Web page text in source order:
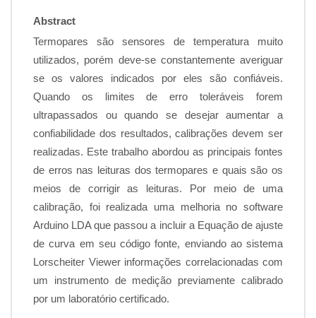
Abstract
Termopares são sensores de temperatura muito
utilizados, porém deve-se constantemente averiguar
se os valores indicados por eles são confiáveis.
Quando os limites de erro toleráveis forem
ultrapassados ou quando se desejar aumentar a
confiabilidade dos resultados, calibrações devem ser
realizadas. Este trabalho abordou as principais fontes
de erros nas leituras dos termopares e quais são os
meios de corrigir as leituras. Por meio de uma
calibração, foi realizada uma melhoria no software
Arduino LDA que passou a incluir a Equação de ajuste
de curva em seu código fonte, enviando ao sistema
Lorscheiter Viewer informações correlacionadas com
um instrumento de medição previamente calibrado
por um laboratório certificado.